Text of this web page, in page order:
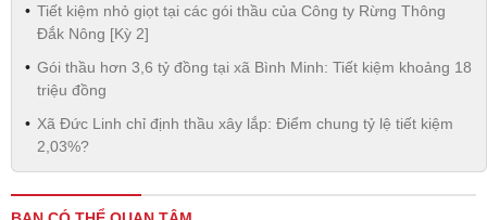
Tiết kiệm nhỏ giọt tại các gói thầu của Công ty Rừng Thông
Đắk Nông [Kỳ 2]
Gói thầu hơn 3,6 tỷ đồng tại xã Bình Minh: Tiết kiệm khoảng 18
triệu đồng
Xã Đức Linh chỉ định thầu xây lắp: Điểm chung tỷ lệ tiết kiệm
2,03%?